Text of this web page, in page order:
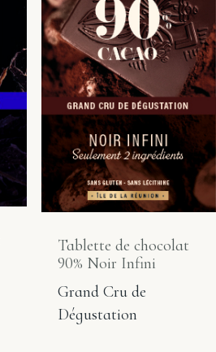
Tablette de chocolat
90% Noir Infini
Grand Cru de
Dégustation